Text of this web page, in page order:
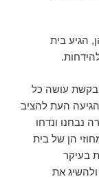
הגיע בית
עושה כל
העת להציב
נבחנו ונדחו
הן של בית
בעיקר
את